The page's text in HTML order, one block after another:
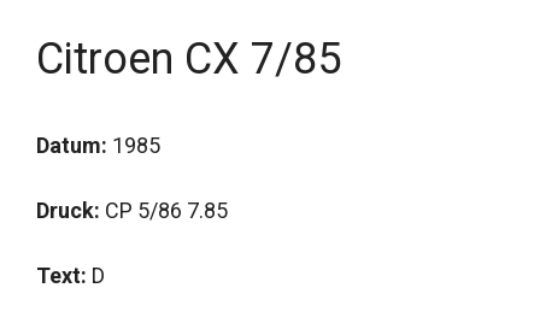
Citroen CX 7/85
Datum: 1985
Druck: CP 5/86 7.85
Text: D